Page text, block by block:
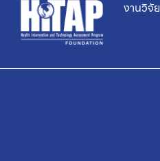
งานวิจัย